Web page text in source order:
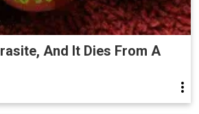
And It Dies From A